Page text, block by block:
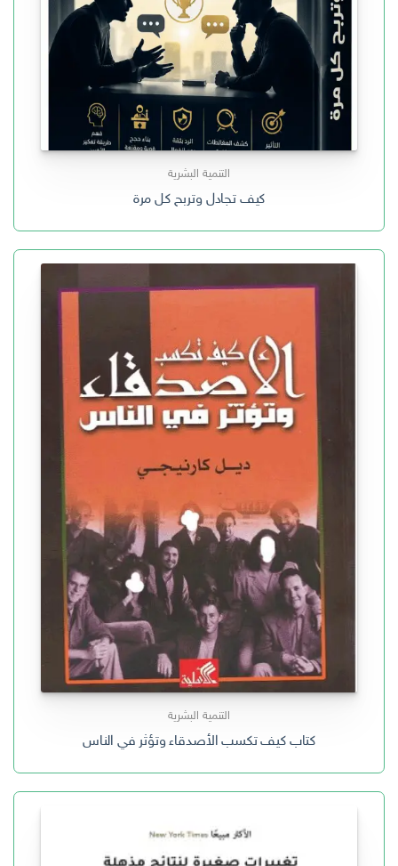
التنمية البشرية
كيف تجادل وتربح كل مرة
التنمية البشرية
كتاب كيف تكسب الأصدقاء وتؤثر في الناس